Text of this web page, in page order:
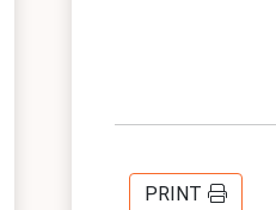
PRINT